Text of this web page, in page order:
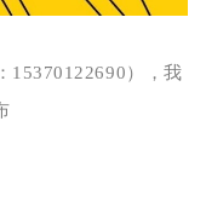
15370122690），我